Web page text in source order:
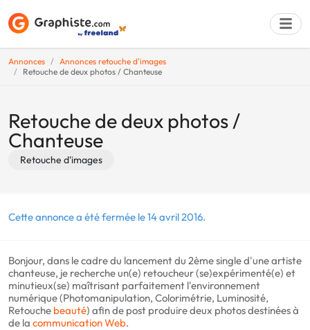
Annonces
Annonces retouche d'images
Retouche de deux photos / Chanteuse
Retouche de deux photos /
Chanteuse
Retouche d'images
Cette annonce a été fermée le 14 avril 2016.
Bonjour, dans le cadre du lancement du 2ème single d'une artiste
chanteuse, je recherche un(e) retoucheur (se)expérimenté(e) et
minutieux(se) maîtrisant parfaitement l'environnement
numérique (Photomanipulation, Colorimétrie, Luminosité,
Retouche beauté) afin de post produire deux photos destinées à
de la communicationWeb.